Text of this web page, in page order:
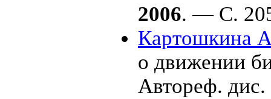
2006. — С. 2
Картошкина
о движении
Автореф.